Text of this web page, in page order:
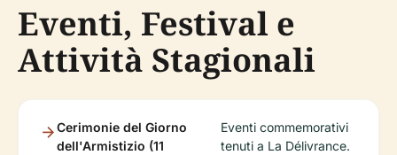
Eventi, Festival e
Attività Stagionali
Cerimonie del Giorno
dell'Armistizio (11
Eventi commemorativi
tenuti a La Délivrance.